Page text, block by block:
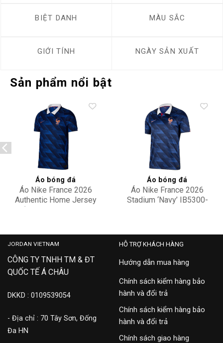
BIỆT DANH MÀU SẮC
GIỚI TÍNH NGÀY SẢN XUẤT
Sản phẩm nổi bật
Áo bóng đá
Áo Nike France 2026
Authentic Home Jersey
‘Navy’ IB5158-480
Áo bóng đá
Áo Nike France 2026
Stadium ‘Navy’ IB5300-
JORDAN VIETNAM
CÔNG TY TNHH TM & ĐT
QUỐC TẾ Á CHÂU
DKKD : 0109539054
- Địa chỉ : 70 Tây Sơn, Đống
Đa HN
HỖ TRỢ KHÁCH HÀNG
Hướng dẫn mua hàng
Chính sách kiểm hàng bảo
hành và đổi trả
Chính sách kiểm hàng bảo
hành và đổi trả
Chính sách giao hàng